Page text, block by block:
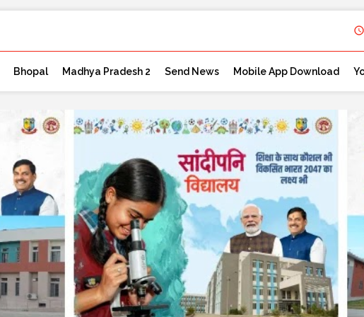
Bhopal Madhya Pradesh 2 Send News Mobile App Download